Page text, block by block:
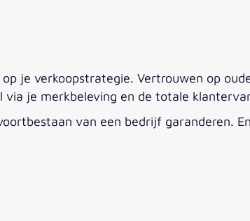
je verkoopstrategie. Vertrouwen op
via je merkbeleving en de totale
van een bedrijf garanderen.